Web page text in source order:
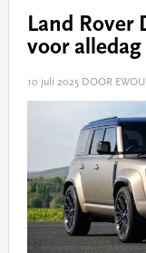
Land Rover
voor alledag
10 juli 2025DOOR